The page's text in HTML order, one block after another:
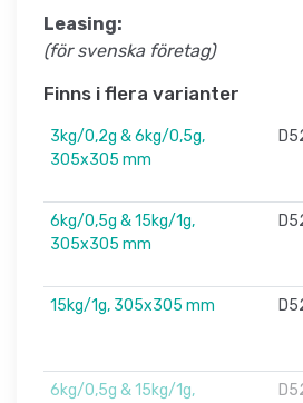
Leasing:
(för svenska företag)
Finns i flera varianter
3kg/0,2g & 6kg/0,5g,
305x305 mm
6kg/0,5g & 15kg/1g,
305x305 mm
15kg/1g, 305x305 mm
6kg/0,5g & 15kg/1g,